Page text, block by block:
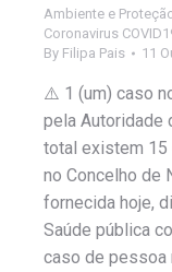
Ambiente e
Coronavirus
By Filipa Pais 11
⚠️ 1 (um) caso
pela Autoridade
total existem 15
no Concelho de
fornecida hoje,
Saúde pública
caso de pessoa